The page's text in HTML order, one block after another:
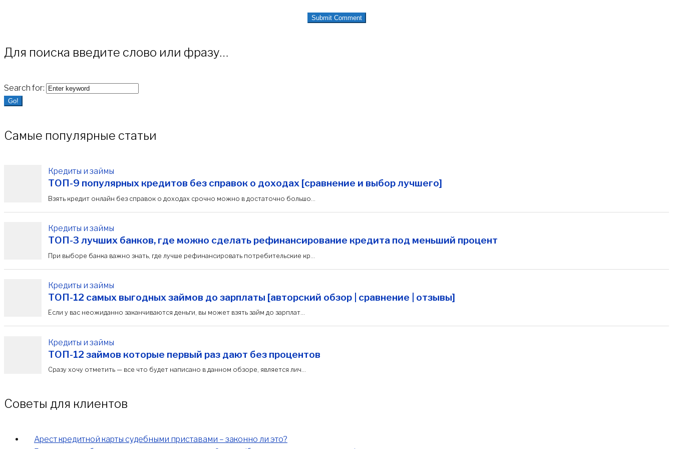
Для поиска введите слово или фразу…
Search for:
Go!
Самые популярные статьи
Кредиты и займы
ТОП-9 популярных кредитов без справок о доходах [сравнение и выбор лучшего]
Взять кредит онлайн без справок о доходах срочно можно в достаточно большо...
Кредиты и займы
ТОП-3 лучших банков, где можно сделать рефинансирование кредита под меньший процент
При выборе банка важно знать, где лучше рефинансировать потребительские кр...
Кредиты и займы
ТОП-12 самых выгодных займов до зарплаты [авторский обзор | сравнение | отзывы]
Если у вас неожиданно заканчиваются деньги, вы может взять займ до зарплат...
Кредиты и займы
ТОП-12 займов которые первый раз дают без процентов
Cразу хочу отметить — все что будет написано в данном обзоре, является лич...
Советы для клиентов
Арест кредитной карты судебными приставами – законно ли это?